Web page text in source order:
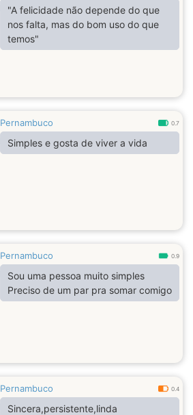
"A felicidade não depende do que
nos falta, mas do bom uso do que
temos"
Pernambuco 0.7
Simples e gosta de viver a vida
Pernambuco 0.9
Sou uma pessoa muito simples
Preciso de um par pra somar comigo
Pernambuco 0.4
Sincera,persistente,linda